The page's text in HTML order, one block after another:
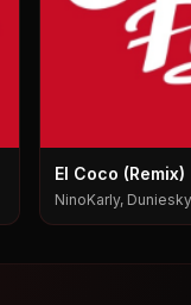
El Coco (Remix)
NinoKarly,